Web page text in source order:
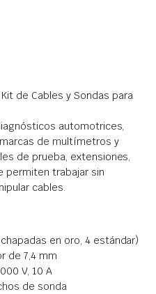
Kit de Cables y Sondas para
automotrices,
de multímetros y
de prueba, extensiones,
permiten trabajar sin
cables.
en oro, 4 estándar)
de 7,4 mm
V, 10 A
de sonda